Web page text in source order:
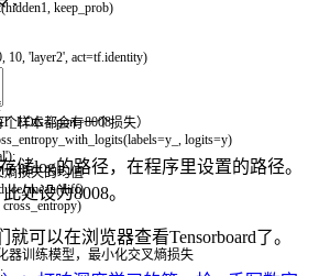
(hidden1 keep_prob)
10 'layer2' act=tf identity)
样本都会有一个损失）
(labels=y_ logits=y)
):
熵损失的均值
(diff)
cross_entropy)
器训练模型，最小化交叉熵损失
:
--port=8008
储log的路径，在程序里设置的路径。
处设为8008。
可以在浏览器查看Tensorboard了。